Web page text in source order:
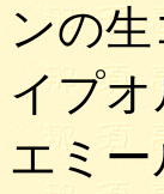
ンの
イプ
エミ